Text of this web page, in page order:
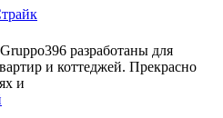
разработаны для
и коттеджей. Прекрасно
и